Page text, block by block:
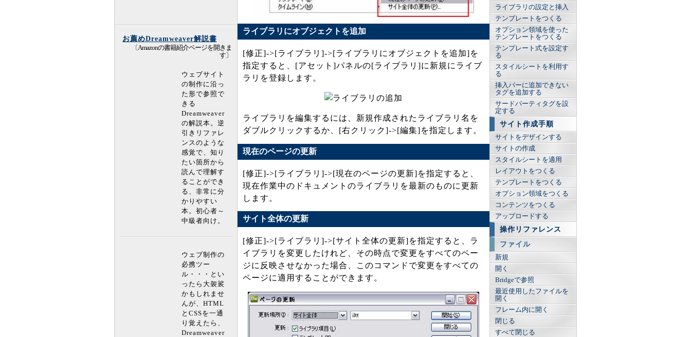
ライブラリにオブジェクトを追加
[修正]->[ライブラリ]->[ライブラリにオブジェクトを追加]を
指定すると、[アセット]パネルの[ライブラリ]に新規にライブ
ラリを登録します。
ライブラリを編集するには、新規作成されたライブラリ名を
ダブルクリックするか、[右クリック]->[編集]を指定します。
現在のページの更新
[修正]->[ライブラリ]->[現在のページの更新]を指定すると、
現在作業中のドキュメントのライブラリを最新のものに更新
します。
サイト全体の更新
[修正]->[ライブラリ]->[サイト全体の更新]を指定すると、ラ
イブラリを変更したけれど、その時点で変更をすべてのペー
ジに反映させなかった場合、このコマンドで変更をすべての
ページに適用することができます。
お薦めDreamweaver解説書
〔Amazonの書籍紹介ページを開きま
す〕
ウェブサイト
の制作に沿っ
た形で参照で
きる
Dreamweaver
の解説本。逆
引きリファレ
ンスのような
感覚で、知り
たい箇所から
読んで理解す
ることができ
る、非常に分
かりやすい
本。初心者～
中級者向け。
ウェブ制作の
必携ツー
ル・・・とい
ったら大袈裟
かもしれませ
んが、HTML
とCSSを一通
り覚えたら、
Dreamweaver
ライブラリの設定と挿入
テンプレートをつくる
オプション領域を使った
テンプレートをつくる
テンプレート式を設定す
る
スタイルシートを利用す
る
挿入バーに追加できない
タグを追加する
サードパーティタグを設
定する
サイト作成手順
サイトをデザインする
サイトの作成
スタイルシートを適用
レイアウトをつくる
テンプレートをつくる
オプション領域をつくる
コンテンツをつくる
アップロードする
操作リファレンス
ファイル
新規
開く
Bridgeで参照
最近使用したファイルを
開く
フレーム内に開く
閉じる
すべて閉じる